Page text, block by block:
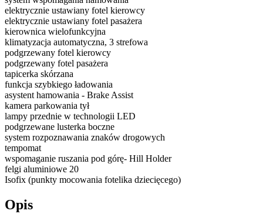
elektrycznie ustawiany fotel kierowcy
elektrycznie ustawiany fotel pasażera
kierownica wielofunkcyjna
klimatyzacja automatyczna, 3 strefowa
podgrzewany fotel kierowcy
podgrzewany fotel pasażera
tapicerka skórzana
funkcja szybkiego ładowania
asystent hamowania - Brake Assist
kamera parkowania tył
lampy przednie w technologii LED
podgrzewane lusterka boczne
system rozpoznawania znaków drogowych
tempomat
wspomaganie ruszania pod górę- Hill Holder
felgi aluminiowe 20
Isofix (punkty mocowania fotelika dziecięcego)
Opis